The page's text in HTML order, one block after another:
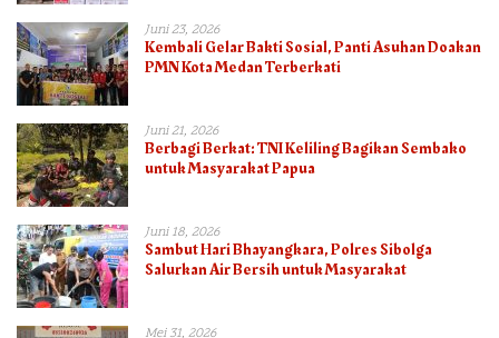
Juni 23, 2026
Kembali Gelar Bakti Sosial, Panti Asuhan Doakan
PMN Kota Medan Terberkati
Juni 21, 2026
Berbagi Berkat: TNI Keliling Bagikan Sembako
untuk Masyarakat Papua
Juni 18, 2026
Sambut Hari Bhayangkara, Polres Sibolga
Salurkan Air Bersih untuk Masyarakat
Mei 31, 2026